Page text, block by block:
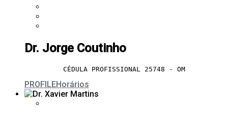
Dr. Jorge Coutinho
CÉDULA PROFISSIONAL 25748 - OM
PROFILEHorários